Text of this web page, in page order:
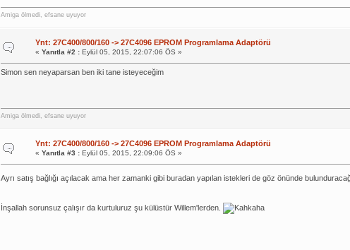
Amiga ölmedi, efsane uyuyor
Ynt: 27C400/800/160 -> 27C4096 EPROM Programlama Adaptörü
« Yanıtla #2 :Eylül 05, 2015, 22:07:06 ÖS »
Simon sen neyaparsan ben iki tane isteyeceğim
Amiga ölmedi, efsane uyuyor
Ynt: 27C400/800/160 -> 27C4096 EPROM Programlama Adaptörü
« Yanıtla #3 :Eylül 05, 2015, 22:09:06 ÖS »
Ayrı satış bağlığı açılacak ama her zamanki gibi buradan yapılan istekleri de göz önünde
İnşallah sorunsuz çalışır da kurtuluruz şu külüstür Willem'lerden.